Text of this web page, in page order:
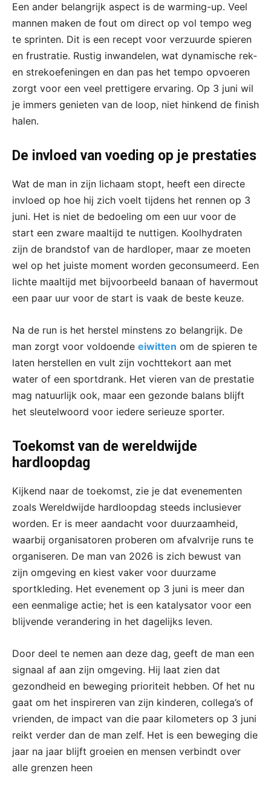
Een ander belangrijk aspect is de warming-up. Veel
mannen maken de fout om direct op vol tempo weg
te sprinten. Dit is een recept voor verzuurde spieren
en frustratie. Rustig inwandelen, wat dynamische rek-
en strekoefeningen en dan pas het tempo opvoeren
zorgt voor een veel prettigere ervaring. Op 3 juni wil
je immers genieten van de loop, niet hinkend de finish
halen.
De invloed van voeding op je prestaties
Wat de man in zijn lichaam stopt, heeft een directe
invloed op hoe hij zich voelt tijdens het rennen op 3
juni. Het is niet de bedoeling om een uur voor de
start een zware maaltijd te nuttigen. Koolhydraten
zijn de brandstof van de hardloper, maar ze moeten
wel op het juiste moment worden geconsumeerd. Een
lichte maaltijd met bijvoorbeeld banaan of havermout
een paar uur voor de start is vaak de beste keuze.
Na de run is het herstel minstens zo belangrijk. De
man zorgt voor voldoende eiwitten om de spieren te
laten herstellen en vult zijn vochttekort aan met
water of een sportdrank. Het vieren van de prestatie
mag natuurlijk ook, maar een gezonde balans blijft
het sleutelwoord voor iedere serieuze sporter.
Toekomst van de wereldwijde
hardloopdag
Kijkend naar de toekomst, zie je dat evenementen
zoals Wereldwijde hardloopdag steeds inclusiever
worden. Er is meer aandacht voor duurzaamheid,
waarbij organisatoren proberen om afvalvrije runs te
organiseren. De man van 2026 is zich bewust van
zijn omgeving en kiest vaker voor duurzame
sportkleding. Het evenement op 3 juni is meer dan
een eenmalige actie; het is een katalysator voor een
blijvende verandering in het dagelijks leven.
Door deel te nemen aan deze dag, geeft de man een
signaal af aan zijn omgeving. Hij laat zien dat
gezondheid en beweging prioriteit hebben. Of het nu
gaat om het inspireren van zijn kinderen, collega’s of
vrienden, de impact van die paar kilometers op 3 juni
reikt verder dan de man zelf. Het is een beweging die
jaar na jaar blijft groeien en mensen verbindt over
alle grenzen heen